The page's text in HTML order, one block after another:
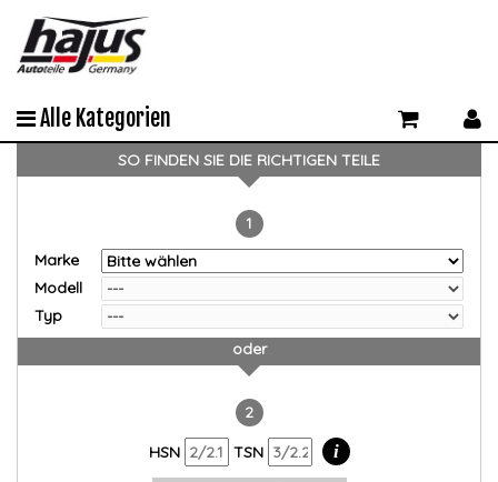
Alle Kategorien
SO FINDEN SIE DIE RICHTIGEN TEILE
1
Marke
Modell
Typ
oder
2
HSN
TSN i